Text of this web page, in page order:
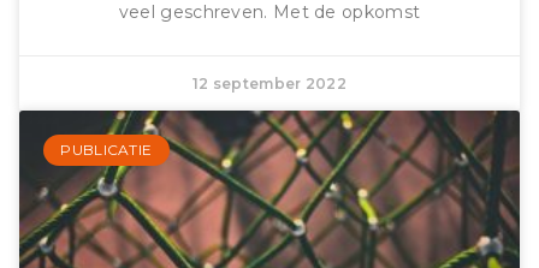
veel geschreven. Met de opkomst
12 september 2022
PUBLICATIE